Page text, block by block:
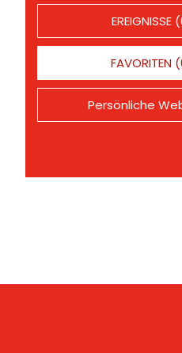
EREIGNISSE
FAVORITEN
Persönliche